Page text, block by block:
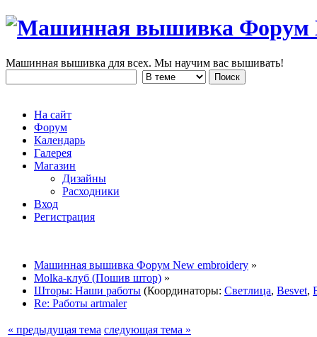
Машинная вышивка для всех. Мы научим вас вышивать!
На сайт
Форум
Календарь
Галерея
Магазин
Дизайны
Расходники
Вход
Регистрация
Машинная вышивка Форум New embroidery »
Molka-клуб (Пошив штор) »
Шторы: Наши работы (Координаторы: Светлица, Besvet,
Re: Работы artmaler
« предыдущая тема следующая тема »